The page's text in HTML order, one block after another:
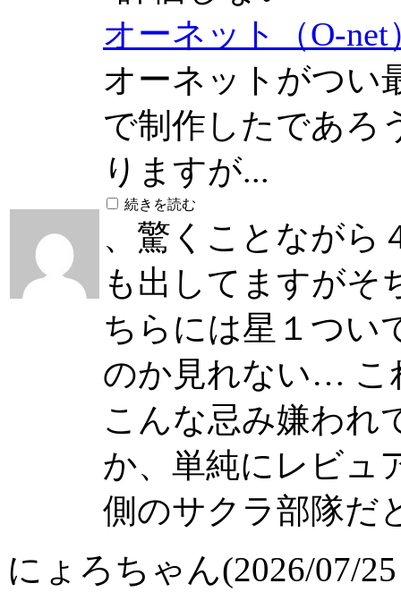
オーネット（O-
オーネットがつい
で制作したであろ
りますが...
続きを読む
、驚くことながら
も出してますが
ちらには星１つい
のか見れない… こ
こんな忌み嫌われ
か、単純にレビュ
側のサクラ部隊だ
にょろちゃん(2026/07/